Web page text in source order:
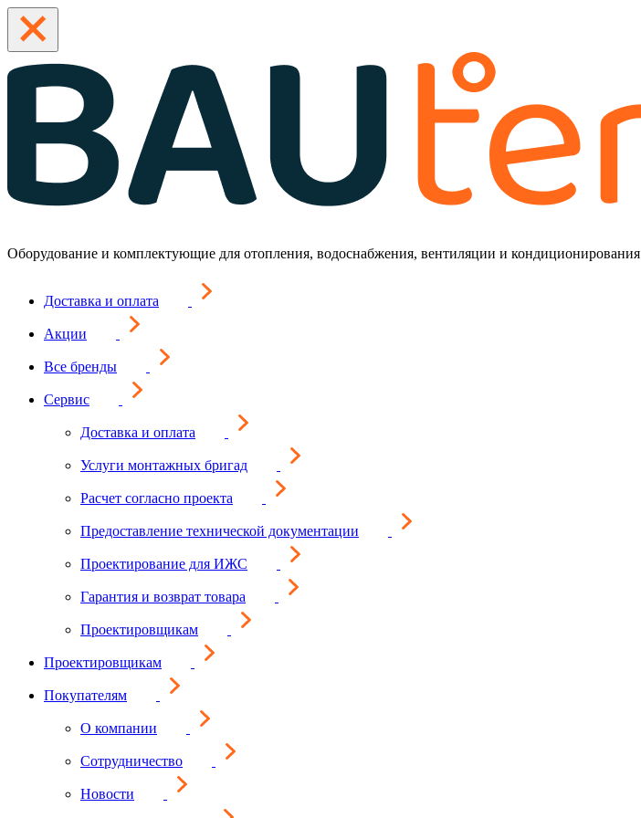
Оборудование и комплектующие для отопления, водоснабжения, вентиляции и кондиционирования
Доставка и оплата
Акции
Все бренды
Сервис
Доставка и оплата
Услуги монтажных бригад
Расчет согласно проекта
Предоставление технической документации
Проектирование для ИЖС
Гарантия и возврат товара
Проектировщикам
Проектировщикам
Покупателям
О компании
Сотрудничество
Новости